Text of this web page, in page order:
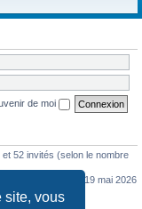
site, vous
de moi
52 invités (selon le nombre
le mar. 19 mai 2026